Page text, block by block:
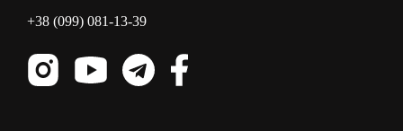
+38 (099) 081-13-39